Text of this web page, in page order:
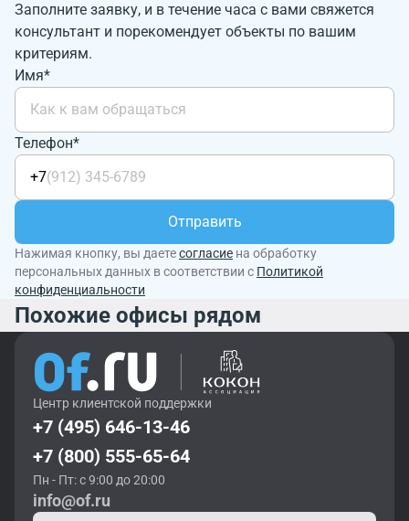
Заполните заявку, и в течение часа с вами свяжется
консультант и порекомендует объекты по вашим
критериям.
Имя*
Телефон*
+7
Отправить
Нажимая кнопку, вы даетесогласие на обработку
персональных данных в соответствии с Политикой
конфиденциальности
Похожие офисы рядом
Центр клиентской поддержки
+7 (495) 646-13-46
+7 (800) 555-65-64
Пн - Пт: с 9:00 до 20:00
info@of.ru